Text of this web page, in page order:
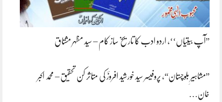
”آپ بیتیاں‘‘، اردو ادب کا تاریخ ساز کام – سید مظہر مشتاق
”مشاہیرِ بلوچستان“، پروفیسر سید خورشید افروزؔ کی متاثر کن تحقیق – محمد اکبر
خان…